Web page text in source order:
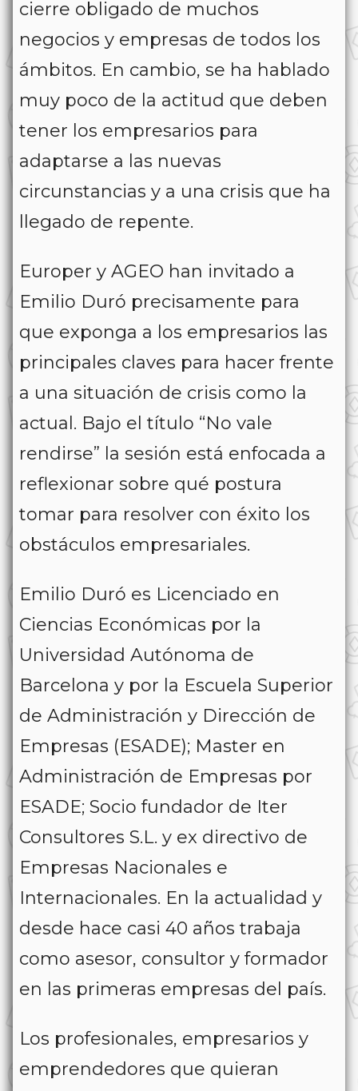
cierre obligado de muchos
negocios y empresas de todos los
ámbitos. En cambio, se ha hablado
muy poco de la actitud que deben
tener los empresarios para
adaptarse a las nuevas
circunstancias y a una crisis que ha
llegado de repente.
Europer y AGEO han invitado a
Emilio Duró precisamente para
que exponga a los empresarios las
principales claves para hacer frente
a una situación de crisis como la
actual. Bajo el título “No vale
rendirse” la sesión está enfocada a
reflexionar sobre qué postura
tomar para resolver con éxito los
obstáculos empresariales.
Emilio Duró es Licenciado en
Ciencias Económicas por la
Universidad Autónoma de
Barcelona y por la Escuela Superior
de Administración y Dirección de
Empresas (ESADE); Master en
Administración de Empresas por
ESADE; Socio fundador de Iter
Consultores S.L. y ex directivo de
Empresas Nacionales e
Internacionales. En la actualidad y
desde hace casi 40 años trabaja
como asesor, consultor y formador
en las primeras empresas del país.
Los profesionales, empresarios y
emprendedores que quieran